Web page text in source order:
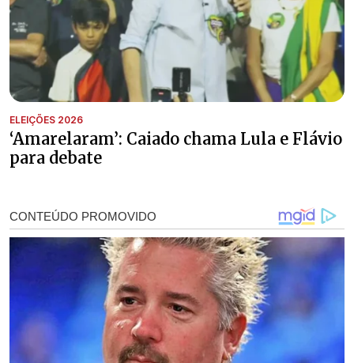
ELEIÇÕES 2026
‘Amarelaram’: Caiado chama Lula e Flávio
para debate